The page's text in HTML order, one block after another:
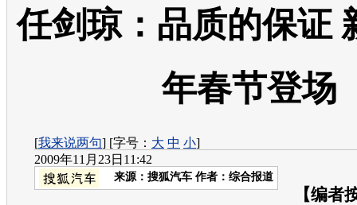
任剑琼：品质的保证
年春节登场
[我来说两句] [字号： 大 中 小]
2009年11月23日11:42
来源： 搜狐汽车 作者：综合报道
【编者